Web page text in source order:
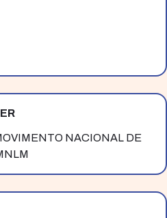
NACIONAL DE